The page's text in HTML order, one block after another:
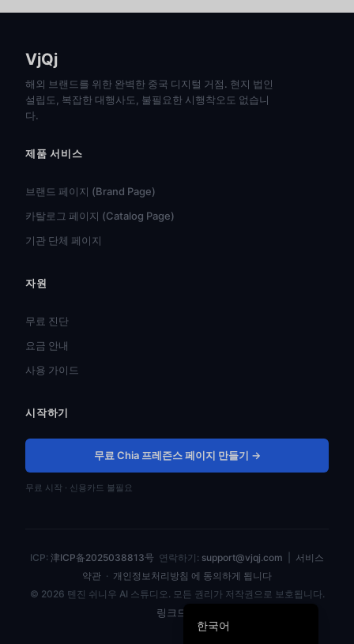
VjQj
해외 브랜드를 위한 완벽한 중국 디지털 거점. 현지 법인
설립도, 복잡한 대행사도, 불필요한 시행착오도 없습니
다.
제품 서비스
브랜드 페이지 (Brand Page)
카탈로그 페이지 (Catalog Page)
기관 단체 페이지
자원
무료 진단
요금 안내
사용 가이드
시작하기
무료 Chia 프레즌스 페이지 만들기 →
무료 시작 · 신용카드 불필요
ICP: 津ICP备2025038813号 연락하기: support@vjqj.com
서비스
약관 · 개인정보처리방침 에 동의하게 됩니다
© 2026 톈진 쉬니우 AI 스튜디오. 모든 권리가 저작권으로 보호됩니다.
링크드인
한국어
English
日本語
Português do Brasil